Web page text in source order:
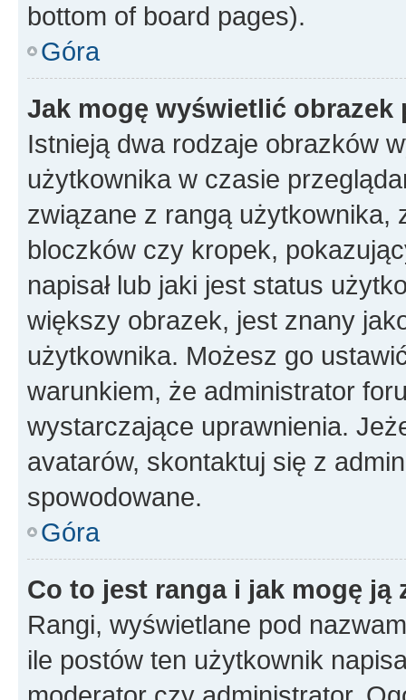
bottom of board pages).
Góra
Jak mogę wyświetlić
Istnieją dwa rodzaje obrazków
użytkownika w czasie
związane z rangą użytkownika,
bloczków czy kropek,
napisał lub jaki jest status
większy obrazek, jest znany
użytkownika. Możesz go
warunkiem, że administrator
wystarczające uprawnienia.
avatarów, skontaktuj się z
spowodowane.
Góra
Co to jest ranga i jak mogę ją
Rangi, wyświetlane pod
ile postów ten użytkownik